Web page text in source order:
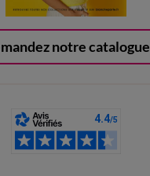
notre catalogue